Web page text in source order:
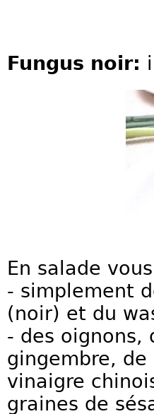
Fungus noir:
En salade
- simplement
(noir) et du
- des oignons,
gingembre,
vinaigre
graines de